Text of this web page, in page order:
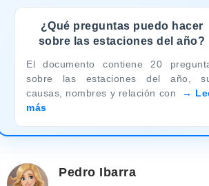
¿Qué preguntas puedo hacer
sobre las estaciones del año?
El documento contiene 20
sobre las estaciones del año,
causas, nombres y relación con
más
Pedro Ibarra